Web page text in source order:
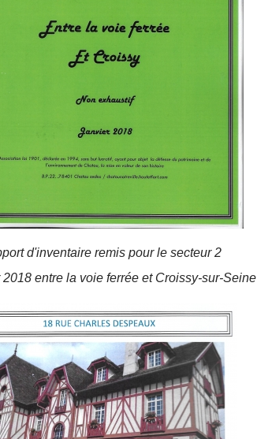
d'inventaire remis pour le secteur 2
entre la voie ferrée et Croissy-sur-Seine